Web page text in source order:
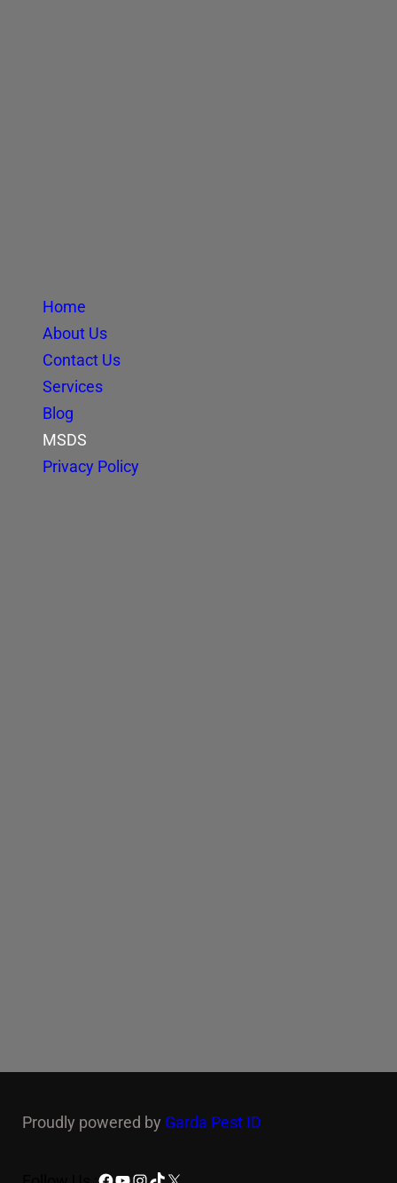
Home
About Us
Contact Us
Services
Blog
MSDS
Privacy Policy
Proudly powered by Garda Pest ID
Facebook
YouTube
Instagram
TikTok
X